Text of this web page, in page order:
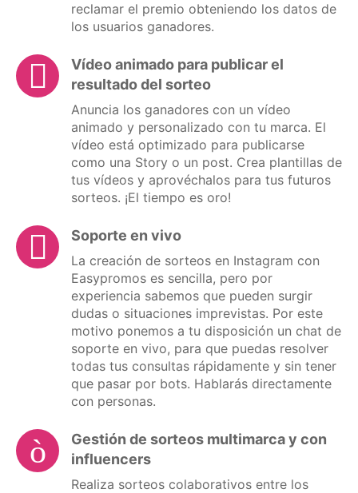
reclamar el premio obteniendo los datos de
los usuarios ganadores.
Vídeo animado para publicar el
resultado del sorteo
Anuncia los ganadores con un vídeo
animado y personalizado con tu marca. El
vídeo está optimizado para publicarse
como una Story o un post. Crea plantillas de
tus vídeos y aprovéchalos para tus futuros
sorteos. ¡El tiempo es oro!
Soporte en vivo
La creación de sorteos en Instagram con
Easypromos es sencilla, pero por
experiencia sabemos que pueden surgir
dudas o situaciones imprevistas. Por este
motivo ponemos a tu disposición un chat de
soporte en vivo, para que puedas resolver
todas tus consultas rápidamente y sin tener
que pasar por bots. Hablarás directamente
con personas.
Gestión de sorteos multimarca y con
influencers
Realiza sorteos colaborativos entre los